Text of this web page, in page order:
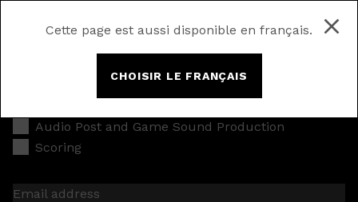
Cette page est aussi disponible en français.
CHOISIR LE FRANÇAIS
Audio Post and Game Sound Production
Scoring
Email address